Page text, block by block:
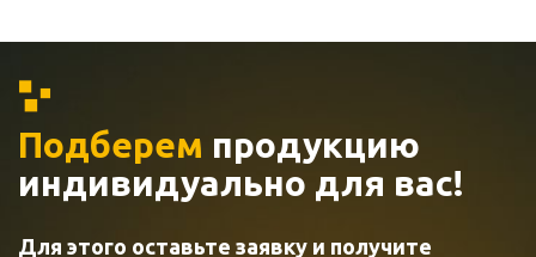
Подберем продукцию
индивидуально для вас!
Для этого оставьте заявку и получите